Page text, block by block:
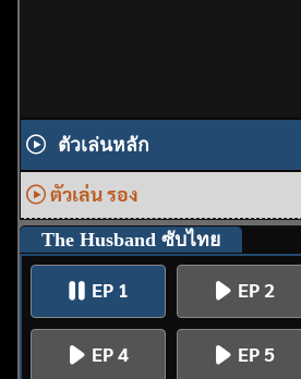
ตัวเล่นหลัก
ตัวเล่น รอง
The Husband ซับไทย
EP 1 EP 2
EP 4 EP 5